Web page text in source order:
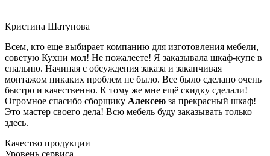
Кристина Шатунова
Всем, кто еще выбирает компанию для изготовления мебели,
советую Кухни мол! Не пожалеете! Я заказывала шкаф-купе в
спальню. Начиная с обсуждения заказа и заканчивая
монтажом никаких проблем не было. Все было сделано очень
быстро и качественно. К тому же мне ещё скидку сделали!
Огромное спасибо сборщику Алексею за прекрасный шкаф!
Это мастер своего дела! Всю мебель буду заказывать только
здесь.
Качество продукции
Уровень сервиса